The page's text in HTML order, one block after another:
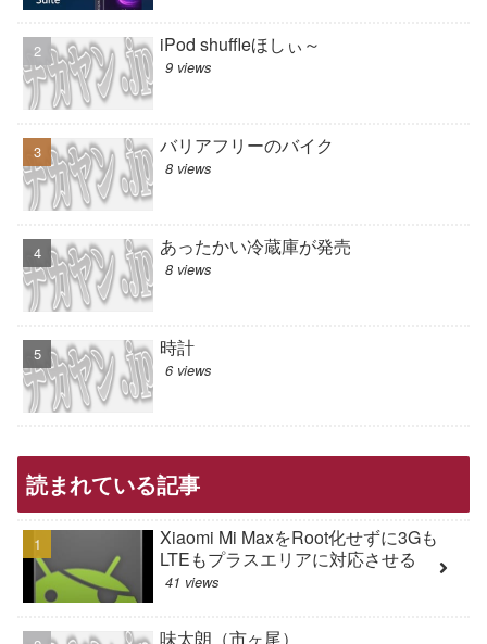
iPod shuffleほしぃ～
9 views
バリアフリーのバイク
8 views
あったかい冷蔵庫が発売
8 views
時計
6 views
読まれている記事
Xiaomi Mi MaxをRoot化せずに3Gも
LTEもプラスエリアに対応させる
41 views
味太朗（市ヶ尾）